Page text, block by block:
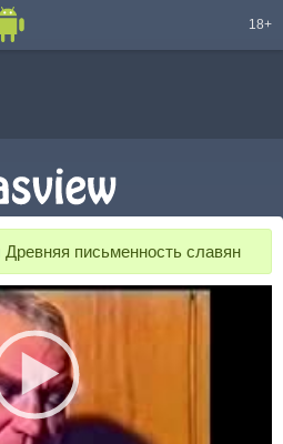
18+
Древняя письменность славян